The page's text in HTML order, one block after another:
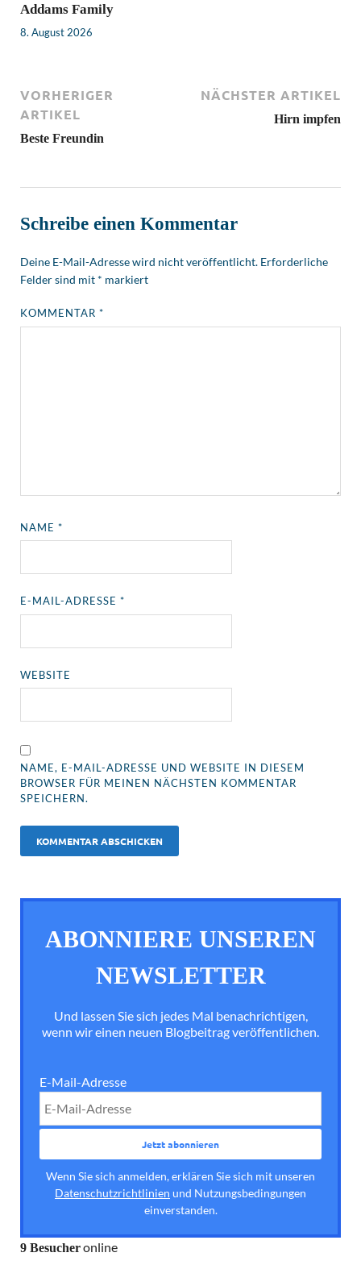
Addams Family
8. August 2026
VORHERIGER
ARTIKEL
Beste Freundin
NÄCHSTER ARTIKEL
Hirn impfen
Schreibe einen Kommentar
Deine E-Mail-Adresse wird nicht veröffentlicht. Erforderliche
Felder sind mit * markiert
KOMMENTAR*
NAME*
E-MAIL-ADRESSE*
WEBSITE
NAME, E-MAIL-ADRESSE UND WEBSITE IN DIESEM
BROWSER FÜR MEINEN NÄCHSTEN KOMMENTAR
SPEICHERN.
ABONNIERE UNSEREN
NEWSLETTER
Und lassen Sie sich jedes Mal benachrichtigen,
wenn wir einen neuen Blogbeitrag veröffentlichen.
E-Mail-Adresse
Wenn Sie sich anmelden, erklären Sie sich mit unseren
Datenschutzrichtlinien und Nutzungsbedingungen
einverstanden.
9 Besucheronline